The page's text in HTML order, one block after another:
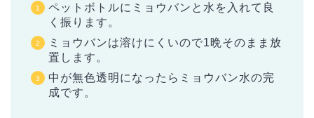
ペットボトルにミョウバンと水を入れて良
く振ります。
ミョウバンは溶けにくいので1晩そのまま放
置します。
中が無色透明になったらミョウバン水の完
成です。